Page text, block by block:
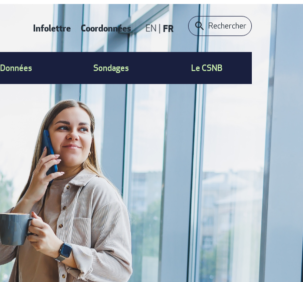
CONTACT
MENU
Infolettre Coordonnées EN FR Rechercher
Données Sondages Le CSNB